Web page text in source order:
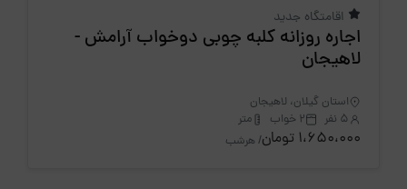
اقامتگاه جدید
اجاره روزانه کلبه چوبی دوخواب آرامش -
لاهیجان
استان گیلان، لاهیجان
5 نفر
2 خواب متر
1،650،000 تومان / هرشب